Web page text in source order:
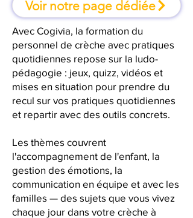
Voir notre page dédiée
Avec Cogivia, la formation du
personnel de crèche avec pratiques
quotidiennes repose sur la ludo-
pédagogie : jeux, quizz, vidéos et
mises en situation pour prendre du
recul sur vos pratiques quotidiennes
et repartir avec des outils concrets.
Les thèmes couvrent
l'accompagnement de l'enfant, la
gestion des émotions, la
communication en équipe et avec les
familles — des sujets que vous vivez
chaque jour dans votre crèche à